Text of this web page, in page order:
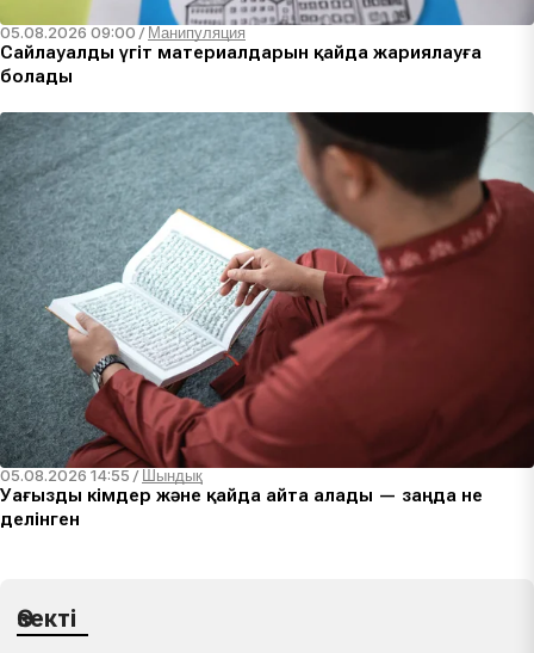
05.08.2026 09:00 / Манипуляция
Сайлауалды үгіт материалдарын қайда жариялауға
болады
05.08.2026 14:55 / Шындық
Уағызды кімдер және қайда айта алады — заңда не
делінген
Өзекті